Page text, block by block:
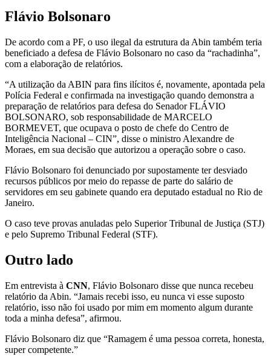
Flávio Bolsonaro
De acordo com a PF, o uso ilegal da estrutura da Abin também teria
beneficiado a defesa de Flávio Bolsonaro no caso da “rachadinha”,
com a elaboração de relatórios.
“A utilização da ABIN para fins ilícitos é, novamente, apontada pela
Polícia Federal e confirmada na investigação quando demonstra a
preparação de relatórios para defesa do Senador FLÁVIO
BOLSONARO, sob responsabilidade de MARCELO
BORMEVET, que ocupava o posto de chefe do Centro de
Inteligência Nacional – CIN”, disse o ministro Alexandre de
Moraes, em sua decisão que autorizou a operação sobre o caso.
Flávio Bolsonaro foi denunciado por supostamente ter desviado
recursos públicos por meio do repasse de parte do salário de
servidores em seu gabinete quando era deputado estadual no Rio de
Janeiro.
O caso teve provas anuladas pelo Superior Tribunal de Justiça (STJ)
e pelo Supremo Tribunal Federal (STF).
Outro lado
Em entrevista à CNN, Flávio Bolsonaro disse que nunca recebeu
relatório da Abin. “Jamais recebi isso, eu nunca vi esse suposto
relatório, isso não foi usado por mim em momento algum durante
toda a minha defesa”, afirmou.
Flávio Bolsonaro diz que “Ramagem é uma pessoa correta, honesta,
super competente.”